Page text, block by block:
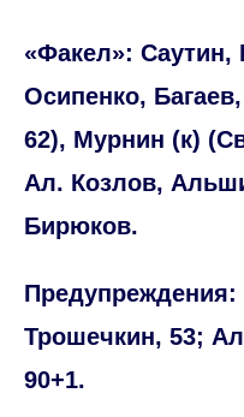
«Факел»:
Осипенко,
62), Мурнин (к)
Ал. Козлов,
Бирюков.
Предупреждения:
Трошечкин, 53;
90+1.